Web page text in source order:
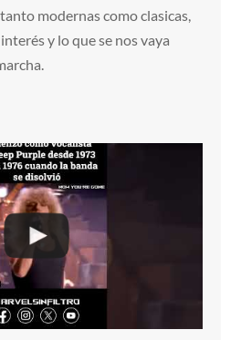
modernas como clasicas,
y lo que se nos vaya